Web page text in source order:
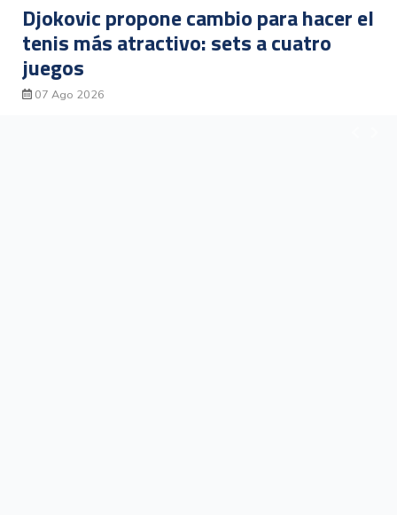
Iván Sibaja gana medalla de plata en
jabalina en los Juegos
Centroamericanos y del Caribe
06 Ago 2026